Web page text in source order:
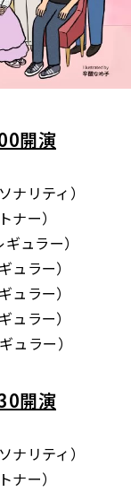
開演
ティ）
ー）
ュラー）
ー）
ー）
ラー）
ラー）
開演
ティ）
ー）